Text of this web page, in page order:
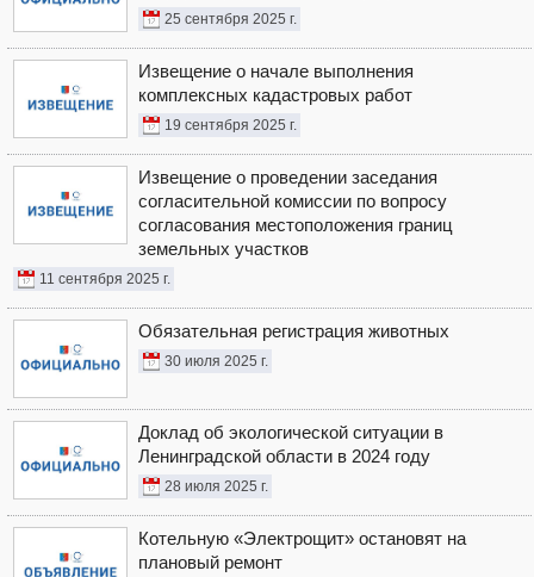
25 сентября 2025 г.
Извещение о начале выполнения
комплексных кадастровых работ
19 сентября 2025 г.
Извещение о проведении заседания
согласительной комиссии по вопросу
согласования местоположения границ
земельных участков
11 сентября 2025 г.
Обязательная регистрация животных
30 июля 2025 г.
Доклад об экологической ситуации в
Ленинградской области в 2024 году
28 июля 2025 г.
Котельную «Электрощит» остановят на
плановый ремонт